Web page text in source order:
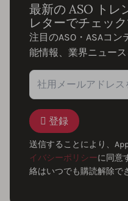
最新の ASO トレ
レターでチェック
注目のASO・ASAコ
能情報、業界ニュース
登録
送信することにより、
イバシーポリシーに同意
絡はいつでも購読解除で